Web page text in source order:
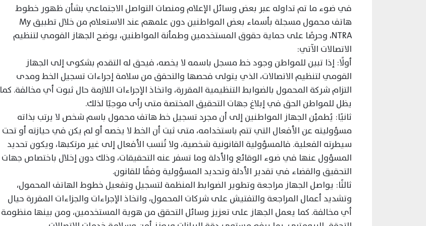
في ضوء ما تم تداوله عبر بعض وسائل الإعلام ومنصات التواصل الاجتماعي بشأن ظهور خطوط
هاتف محمول مسجلة بأسماء بعض المواطنين دون علمهم عند الاستعلام من خلال تطبيق My
NTRA، وحرصًا على حماية حقوق المستخدمين وطمأنة المواطنين، يوضح الجهاز القومي لتنظيم
الاتصالات الآتي:
أولًا: إذا تبين للمواطن وجود خط مسجل باسمه لا يخصه، فيحق له التقدم بشكوى إلى الجهاز
القومي لتنظيم الاتصالات، الذي يتولى فحصها والتحقق من سلامة إجراءات تسجيل الخط ومدى
التزام شركة المحمول بالضوابط التنظيمية المقررة، واتخاذ الإجراءات اللازمة حال ثبوت أي مخالفة. كما
يظل للمواطن الحق في إبلاغ جهات التحقيق المختصة متى رأى موجبًا لذلك.
ثانيًا: يُطمئِن الجهاز المواطنين إلى أن مجرد تسجيل خط هاتف محمول باسم شخص لا يرتب بذاته
مسؤوليته عن الأفعال التي تتم باستخدامه، متى ثبت أن الخط لا يخصه أو لم يكن في حيازته أو تحت
سيطرته الفعلية. فالمسؤولية القانونية شخصية، ولا تُنسب الأفعال إلى غير مرتكبها، ويكون تحديد
المسؤول عنها في ضوء الوقائع والأدلة وما تسفر عنه التحقيقات، وذلك دون إخلال باختصاص جهات
التحقيق والقضاء في تقدير الأدلة وتحديد المسؤولية وفقًا للقانون.
ثالثًا: يواصل الجهاز مراجعة وتطوير الضوابط المنظمة لتسجيل وتفعيل خطوط الهاتف المحمول،
وتشديد أعمال المراجعة والتفتيش على شركات المحمول، واتخاذ الإجراءات والجزاءات المقررة حيال
أي مخالفة. كما يعمل الجهاز على تعزيز وسائل التحقق من هوية المستخدمين، ومن بينها منظومة